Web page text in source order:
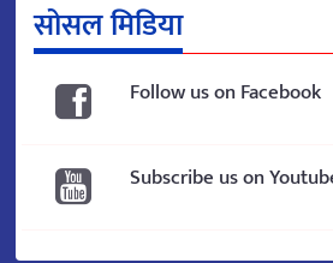
सोसल मिडिया
Follow us on Facebook
Subscribe us on